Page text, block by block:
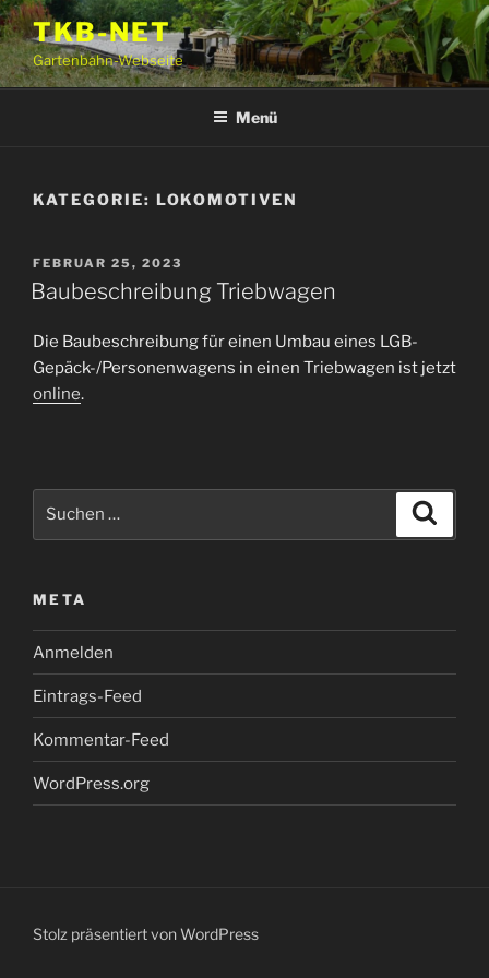
Zum
Inhalt
springen
TKB-NET
Gartenbahn-Webseite
Menü
KATEGORIE: LOKOMOTIVEN
VERÖFFENTLICHT
AM
FEBRUAR 25, 2023
Baubeschreibung Triebwagen
Die Baubeschreibung für einen Umbau eines LGB-
Gepäck-/Personenwagens in einen Triebwagen ist jetzt
online.
META
Anmelden
Eintrags-Feed
Kommentar-Feed
WordPress.org
Stolz präsentiert von WordPress